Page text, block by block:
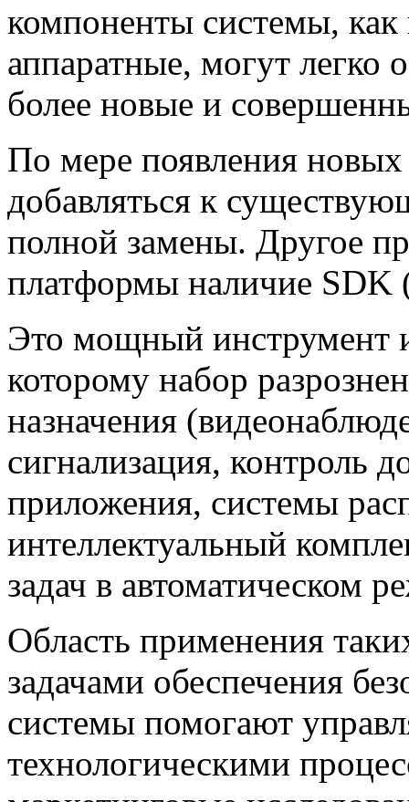
компоненты системы,
аппаратные, могут легко
более новые и
По мере появления
добавляться к
полной замены. Другое
платформы наличие SDK
Это мощный инструмент
которому набор
назначения
сигнализация, контроль
приложения, системы
интеллектуальный
задач в автоматическом
Область применения
задачами обеспечения
системы помогают
технологическими